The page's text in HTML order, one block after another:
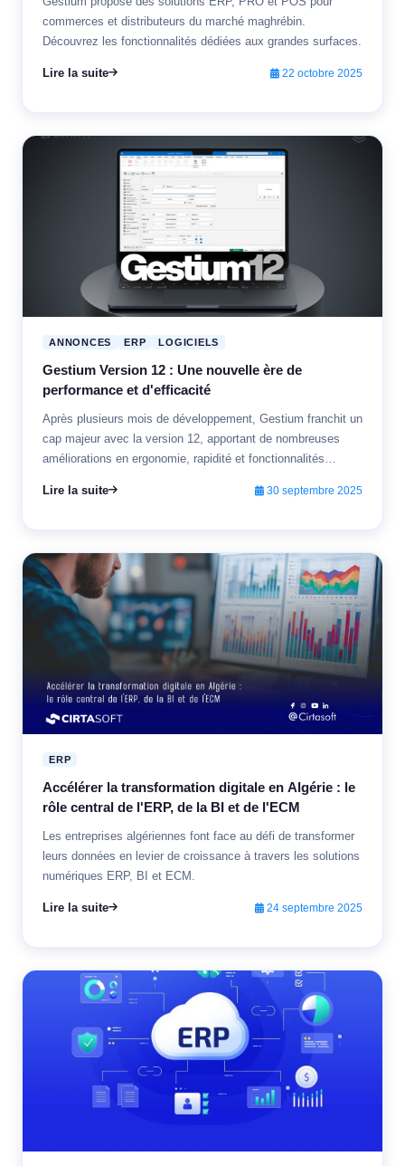
commerces et distributeurs du marché maghrébin.
Découvrez les fonctionnalités dédiées aux grandes surfaces.
Lire la suite 22 octobre 2025
ANNONCES ERP LOGICIELS
Gestium Version 12 : Une nouvelle ère de
performance et d'efficacité
Après plusieurs mois de développement, Gestium franchit un
cap majeur avec la version 12, apportant de nombreuses
améliorations en ergonomie, rapidité et fonctionnalités
Lire la suite
30 septembre 2025
ERP
Accélérer la transformation digitale en Algérie : le
rôle central de l'ERP, de la BI et de l'ECM
Les entreprises algériennes font face au défi de transformer
leurs données en levier de croissance à travers les solutions
numériques ERP, BI et ECM.
Lire la suite 24 septembre 2025